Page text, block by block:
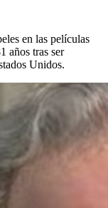
en las películas
años tras ser
Unidos.